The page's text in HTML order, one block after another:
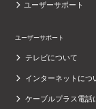
ユーザーサポート
ユーザーサポート
テレビについて
インターネットにつ
ケーブルプラス電話